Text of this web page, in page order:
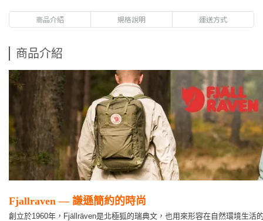
商品介紹 規格說明 運送方式
商品介紹
Fjallraven — 謙遜簡約的時尚
創立於1960年，Fjällräven是北極狐的瑞典文，也用來形容在自然環境生活